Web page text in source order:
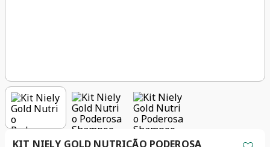
KIT NIELY GOLD NUTRIÇÃO PODEROSA